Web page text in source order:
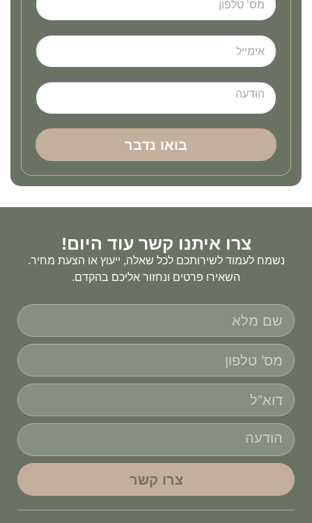
בואו נדבר
צרו איתנו קשר עוד היום!
נשמח לעמוד לשירותכם לכל שאלה, ייעוץ או הצעת מחיר.
השאירו פרטים ונחזור אליכם בהקדם.
צרו קשר